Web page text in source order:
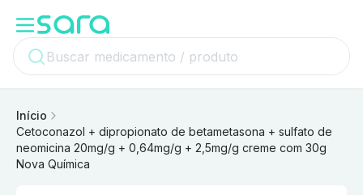
Início
Cetoconazol + dipropionato de betametasona + sulfato de
neomicina 20mg/g + 0,64mg/g + 2,5mg/g creme com 30g
Nova Química